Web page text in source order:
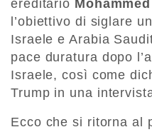
ereditario
l’obiettivo di siglare
Israele e Arabia
pace duratura dopo
Israele, così come
Trump in una
Ecco che si ritorna al